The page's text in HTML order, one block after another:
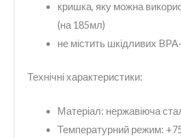
кришка, яку можна
(на 185мл)
не містить шкідливих
Технічні характеристики:
Матеріал: нержавіюча
Температурний режим: